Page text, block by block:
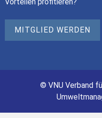
MITGLIED WERDEN
© VNU Verband